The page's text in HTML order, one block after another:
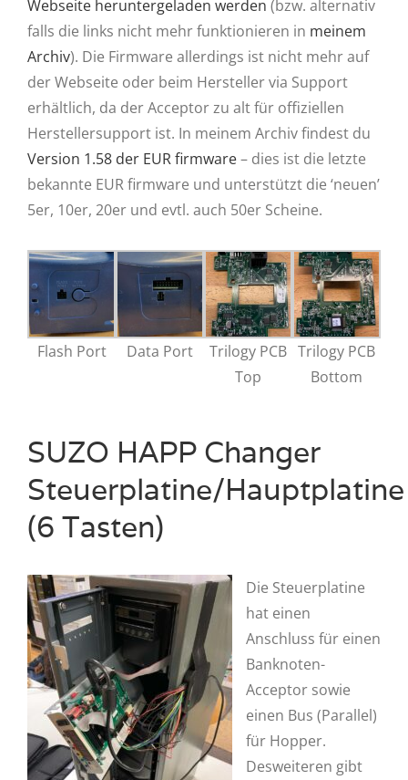
Webseite heruntergeladen werden (bzw. alternativ
falls die links nicht mehr funktionieren in meinem
Archiv). Die Firmware allerdings ist nicht mehr auf
der Webseite oder beim Hersteller via Support
erhältlich, da der Acceptor zu alt für offiziellen
Herstellersupport ist. In meinem Archiv findest du
Version 1.58 der EUR firmware– dies ist die letzte
bekannte EUR firmware und unterstützt die ‘neuen’
5er, 10er, 20er und evtl. auch 50er Scheine.
Flash Port Data Port
Trilogy PCB
Top
Trilogy PCB
Bottom
SUZO HAPP Changer
Steuerplatine/Hauptplatine
(6 Tasten)
Die Steuerplatine
hat einen
Anschluss für einen
Banknoten-
Acceptor sowie
einen Bus (Parallel)
für Hopper.
Desweiteren gibt